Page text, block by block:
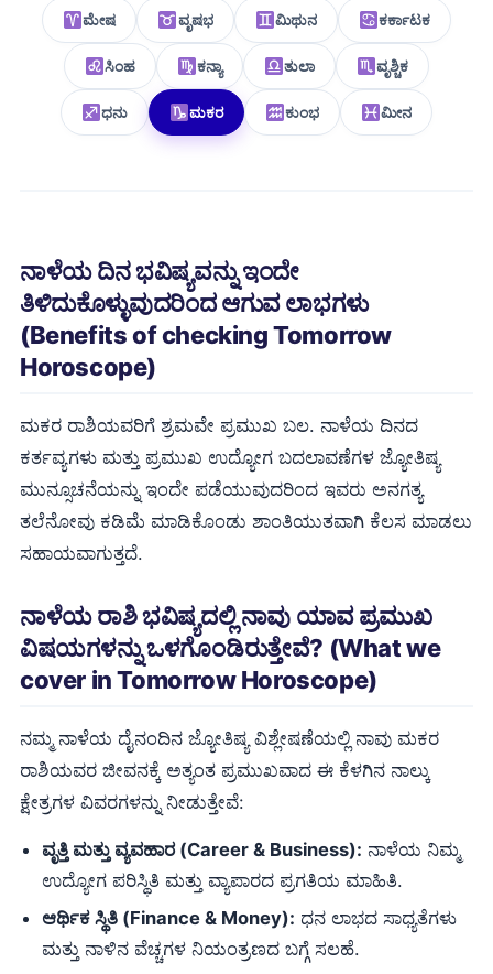
ಮೇಷ ವೃಷಭ ಮಿಥುನ ಕರ್ಕಾಟಕ
ಸಿಂಹ ಕನ್ಯಾ ತುಲಾ ವೃಶ್ಚಿಕ
ಧನು ಮಕರ ಕುಂಭ ಮೀನ
ನಾಳೆಯ ದಿನ ಭವಿಷ್ಯವನ್ನು ಇಂದೇ
ತಿಳಿದುಕೊಳ್ಳುವುದರಿಂದ ಆಗುವ ಲಾಭಗಳು
(Benefits of checking Tomorrow
Horoscope)
ಮಕರ ರಾಶಿಯವರಿಗೆ ಶ್ರಮವೇ ಪ್ರಮುಖ ಬಲ. ನಾಳೆಯ ದಿನದ
ಕರ್ತವ್ಯಗಳು ಮತ್ತು ಪ್ರಮುಖ ಉದ್ಯೋಗ ಬದಲಾವಣೆಗಳ ಜ್ಯೋತಿಷ್ಯ
ಮುನ್ಸೂಚನೆಯನ್ನು ಇಂದೇ ಪಡೆಯುವುದರಿಂದ ಇವರು ಅನಗತ್ಯ
ತಲೆನೋವು ಕಡಿಮೆ ಮಾಡಿಕೊಂಡು ಶಾಂತಿಯುತವಾಗಿ ಕೆಲಸ ಮಾಡಲು
ಸಹಾಯವಾಗುತ್ತದೆ.
ನಾಳೆಯ ರಾಶಿ ಭವಿಷ್ಯದಲ್ಲಿ ನಾವು ಯಾವ ಪ್ರಮುಖ
ವಿಷಯಗಳನ್ನು ಒಳಗೊಂಡಿರುತ್ತೇವೆ? (What we
cover in Tomorrow Horoscope)
ನಮ್ಮ ನಾಳೆಯ ದೈನಂದಿನ ಜ್ಯೋತಿಷ್ಯ ವಿಶ್ಲೇಷಣೆಯಲ್ಲಿ ನಾವು ಮಕರ
ರಾಶಿಯವರ ಜೀವನಕ್ಕೆ ಅತ್ಯಂತ ಪ್ರಮುಖವಾದ ಈ ಕೆಳಗಿನ ನಾಲ್ಕು
ಕ್ಷೇತ್ರಗಳ ವಿವರಗಳನ್ನು ನೀಡುತ್ತೇವೆ:
ವೃತ್ತಿ ಮತ್ತು ವ್ಯವಹಾರ (Career & Business): ನಾಳೆಯ ನಿಮ್ಮ
ಉದ್ಯೋಗ ಪರಿಸ್ಥಿತಿ ಮತ್ತು ವ್ಯಾಪಾರದ ಪ್ರಗತಿಯ ಮಾಹಿತಿ.
ಆರ್ಥಿಕ ಸ್ಥಿತಿ (Finance & Money): ಧನ ಲಾಭದ ಸಾಧ್ಯತೆಗಳು
ಮತ್ತು ನಾಳಿನ ವೆಚ್ಚಗಳ ನಿಯಂತ್ರಣದ ಬಗ್ಗೆ ಸಲಹೆ.